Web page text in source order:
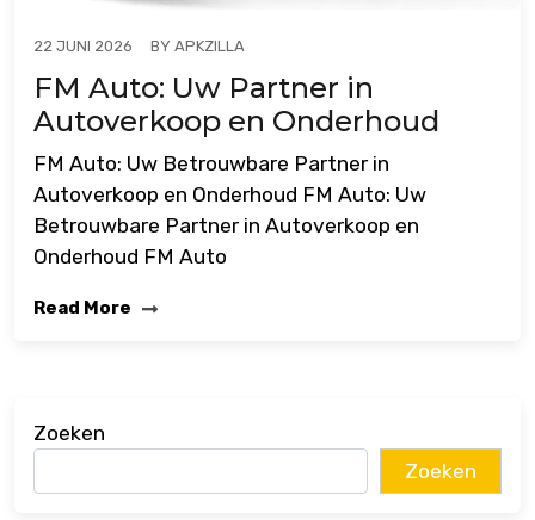
22 JUNI 2026 BY APKZILLA
FM Auto: Uw Partner in
Autoverkoop en Onderhoud
FM Auto: Uw Betrouwbare Partner in
Autoverkoop en Onderhoud FM Auto: Uw
Betrouwbare Partner in Autoverkoop en
Onderhoud FM Auto
Read More
Zoeken
Zoeken